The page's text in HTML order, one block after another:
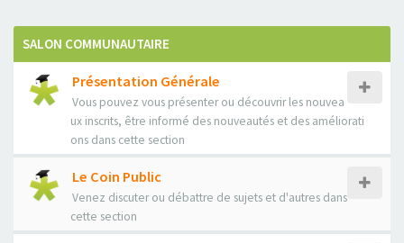
SALON COMMUNAUTAIRE
Présentation Générale
Vous pouvez vous présenter ou découvrir les nouvea
ux inscrits, être informé des nouveautés et des améliorati
ons dans cette section
Le Coin Public
Venez discuter ou débattre de sujets et d'autres dans
cette section